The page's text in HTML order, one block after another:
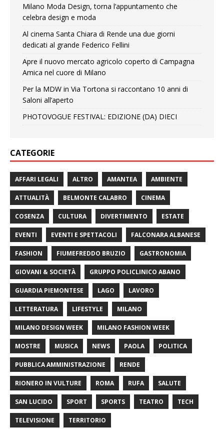
Milano Moda Design, torna l’appuntamento che
celebra design e moda
Al cinema Santa Chiara di Rende una due giorni
dedicati al grande Federico Fellini
Apre il nuovo mercato agricolo coperto di Campagna
Amica nel cuore di Milano
Per la MDW in Via Tortona si raccontano 10 anni di
Saloni all’aperto
PHOTOVOGUE FESTIVAL: EDIZIONE (DA) DIECI
CATEGORIE
AFFARI LEGALI ALTRO AMANTEA AMBIENTE
ATTUALITÀ BELMONTE CALABRO CINEMA
COSENZA CULTURA DIVERTIMENTO ESTATE
EVENTI EVENTI E SPETTACOLI FALCONARA ALBANESE
FASHION FIUMEFREDDO BRUZIO GASTRONOMIA
GIOVANI & SOCIETÀ GRUPPO POLICLINICO ABANO
GUARDIA PIEMONTESE LAGO LAVORO
LETTERATURA LIFESTYLE MILANO
MILANO DESIGN WEEK MILANO FASHION WEEK
MOSTRE MUSICA NEWS PAOLA POLITICA
PUBBLICA AMMINISTRAZIONE RENDE
RIONERO IN VULTURE ROMA RUFA SALUTE
SAN LUCIDO SPORT SPORTS TEATRO TECH
TELEVISIONE TERRITORIO